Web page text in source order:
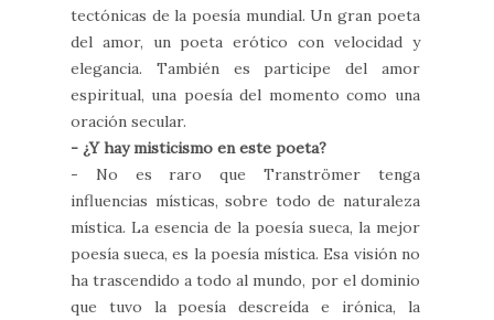
tectónicas de la poesía mundial. Un gran poeta
del amor, un poeta erótico con velocidad y
elegancia. También es participe del amor
espiritual, una poesía del momento como una
oración secular.
- ¿Y hay misticismo en este poeta?
- No es raro que Tranströmer tenga
influencias místicas, sobre todo de naturaleza
mística. La esencia de la poesía sueca, la mejor
poesía sueca, es la poesía mística. Esa visión no
ha trascendido a todo al mundo, por el dominio
que tuvo la poesía descreída e irónica, la